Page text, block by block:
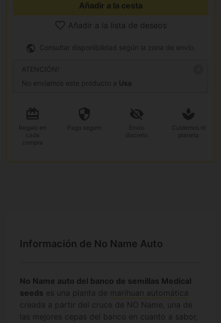
Añadir a la cesta
Añadir a la lista de deseos
Consultar disponibilidad según la zona de envío.
ATENCIÓN!
No enviamos este producto a Usa
Regalo en
cada
compra
Pago seguro
Envío
discreto
Cuidemos el
planeta
Información de No Name Auto
No Name auto del banco de semillas Medical
seeds es una planta de marihuan automática
creada a partir del cruce de NO Name, una de
las mejores cepas del banco en cuanto a sabor,